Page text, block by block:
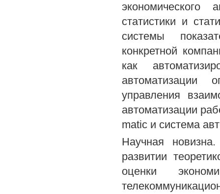
экономического
статистики и
системы
конкретной
как
автоматизации
управления
автоматизации
matic и система
Научная
развитии
оценки